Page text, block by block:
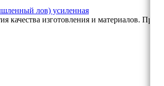
лов) усиленная
изготовления и материалов.